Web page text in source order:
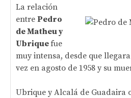
La relación
entre Pedro
de Matheu y
Ubriquefue
muy intensa, desde que
vez en agosto de 1958 y su
Ubrique y Alcalá de Guadaira